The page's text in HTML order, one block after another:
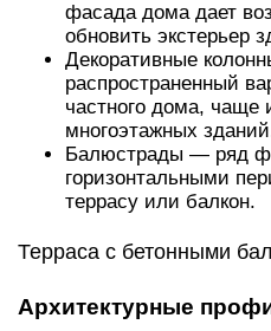
фасада дома дает
обновить экстерьер
Декоративные
распространенный
частного дома, чаще
многоэтажных
Балюстрады — ряд
горизонтальными
террасу или балкон.
Терраса с бетонными
Архитектурные